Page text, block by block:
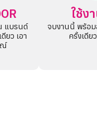
แบรนด์
ยว เอา
ใช้ง
จบงานนี้ พร้อ
ครั้งเดีย